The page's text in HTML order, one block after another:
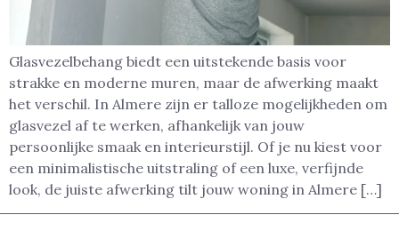
Glasvezelbehang biedt een uitstekende basis voor
strakke en moderne muren, maar de afwerking maakt
het verschil. In Almere zijn er talloze mogelijkheden om
glasvezel af te werken, afhankelijk van jouw
persoonlijke smaak en interieurstijl. Of je nu kiest voor
een minimalistische uitstraling of een luxe, verfijnde
look, de juiste afwerking tilt jouw woning in Almere […]